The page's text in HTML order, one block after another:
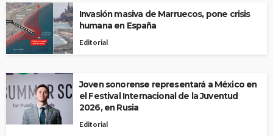
Invasión masiva de Marruecos, pone crisis
humana en España
Editorial
Joven sonorense representará a México en
el Festival Internacional de la Juventud
2026, en Rusia
Editorial